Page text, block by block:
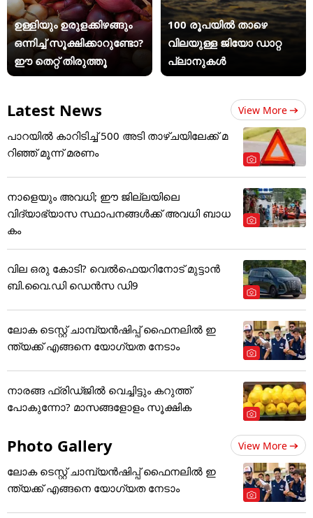
ഉള്ളിയും ഉരുളക്കിഴങ്ങും
ഒന്നിച്ച് സൂക്ഷിക്കാറുണ്ടോ?
ഈ തെറ്റ് തിരുത്തൂ
100 രൂപയിൽ താഴെ
വിലയുള്ള ജിയോ ഡാറ്റ
പ്ലാനുകൾ
Latest News View More
പാറയിൽ കാറിടിച്ച് 500 അടി താഴ്ചയിലേക്ക് മ
റിഞ്ഞ് മൂന്ന് മരണം
നാളെയും അവധി; ഈ ജില്ലയിലെ
വിദ്യാഭ്യാസ സ്ഥാപനങ്ങൾക്ക് അവധി ബാധ
കം
വില ഒരു കോടി? വെൽഫെയറിനോട് മുട്ടാൻ
ബി.വൈ.ഡി ഡെൻസ ഡി9
ലോക ടെസ്റ്റ് ചാമ്പ്യൻഷിപ്പ് ഫൈനലിൽ ഇ
ന്ത്യക്ക് എങ്ങനെ യോഗ്യത നേടാം
നാരങ്ങ ഫ്രിഡ്ജിൽ വെച്ചിട്ടും കറുത്ത്
പോകുന്നോ? മാസങ്ങളോളം സൂക്ഷിക
Photo Gallery View More
ലോക ടെസ്റ്റ് ചാമ്പ്യൻഷിപ്പ് ഫൈനലിൽ ഇ
ന്ത്യക്ക് എങ്ങനെ യോഗ്യത നേടാം